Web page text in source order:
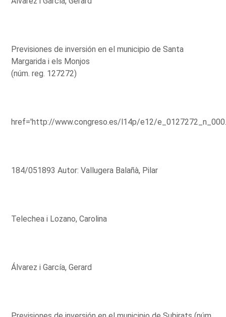
Previsiones de inversión en el municipio de Santa
Margarida i els Monjos
(núm. reg. 127272)
href='http://www.congreso.es/l14p/e12/
184/051893 Autor: Vallugera Balañà, Pilar
Telechea i Lozano, Carolina
Álvarez i García, Gerard